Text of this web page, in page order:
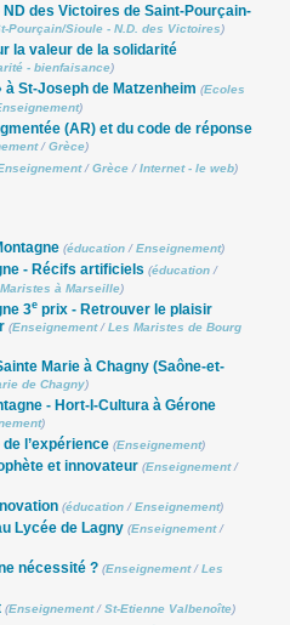
des Victoires de Saint-Pourçain-
Pourçain/Sioule - N.D. des Victoires)
la valeur de la solidarité
- bienfaisance)
St-Joseph de Matzenheim (Ecoles
)
(AR) et du code de réponse
/Grèce)
/Grèce /Internet - le web)
(éducation /Enseignement)
- Récifs artificiels (éducation /
à Marseille)
3e prix - Retrouver le plaisir
(Enseignement/Les Maristes de Bourg
Marie à Chagny (Saône-et-
de Chagny)
- Hort-I-Cultura à Gérone
)
l’expérience (Enseignement)
et innovateur (Enseignement/
(éducation /Enseignement)
Lycée de Lagny (Enseignement/
nécessité ? (Enseignement/Les
(Enseignement/St-Etienne Valbenoîte)